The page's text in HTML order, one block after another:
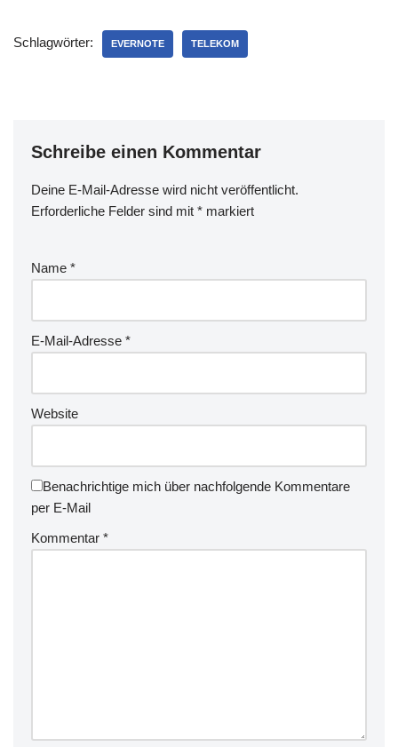
genutzt hatte, nicht mehr
zur Verfügung stehen,
Schlagwörter: EVERNOTE TELEKOM
Schreibe einen Kommentar
Deine E-Mail-Adresse wird nicht veröffentlicht.
Erforderliche Felder sind mit * markiert
Name *
E-Mail-Adresse *
Website
Benachrichtige mich über nachfolgende Kommentare
per E-Mail
Kommentar *